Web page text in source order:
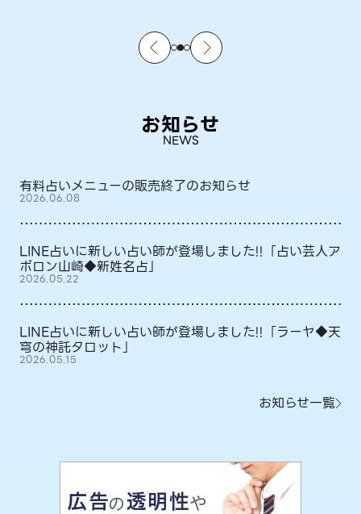
お知らせ
NEWS
有料占いメニューの販売終了のお知らせ
2026.06.08
LINE占いに新しい占い師が登場しました!!「占い芸人ア
ポロン山崎◆新姓名占」
2026.05.22
LINE占いに新しい占い師が登場しました!!「ラーヤ◆天
穹の神託タロット」
2026.05.15
お知らせ一覧